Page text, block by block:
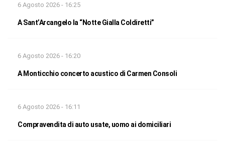
6 Agosto 2026 - 16:25
A Sant’Arcangelo la “Notte Gialla Coldiretti”
6 Agosto 2026 - 16:20
A Monticchio concerto acustico di Carmen Consoli
6 Agosto 2026 - 16:11
Compravendita di auto usate, uomo ai domiciliari